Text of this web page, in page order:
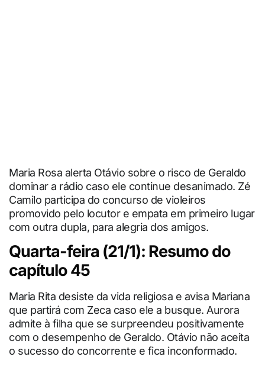
Maria Rosa alerta Otávio sobre o risco de Geraldo
dominar a rádio caso ele continue desanimado. Zé
Camilo participa do concurso de violeiros
promovido pelo locutor e empata em primeiro lugar
com outra dupla, para alegria dos amigos.
Quarta-feira (21/1): Resumo do
capítulo 45
Maria Rita desiste da vida religiosa e avisa Mariana
que partirá com Zeca caso ele a busque. Aurora
admite à filha que se surpreendeu positivamente
com o desempenho de Geraldo. Otávio não aceita
o sucesso do concorrente e fica inconformado.